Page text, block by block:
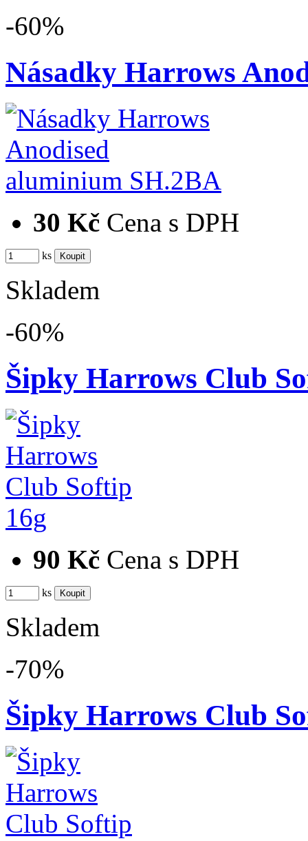
-60%
Násadky Harrows
30 Kč Cena s DPH
ks
Skladem
-60%
Šipky Harrows Club
90 Kč Cena s DPH
ks
Skladem
-70%
Šipky Harrows Club